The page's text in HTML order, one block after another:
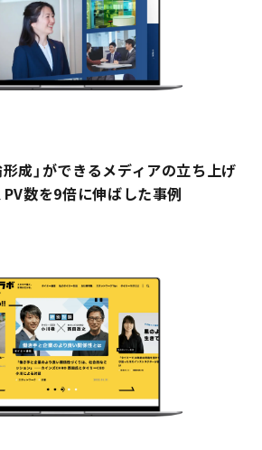
形成」ができるメディアの立ち上げ
PV数を9倍に伸ばした事例